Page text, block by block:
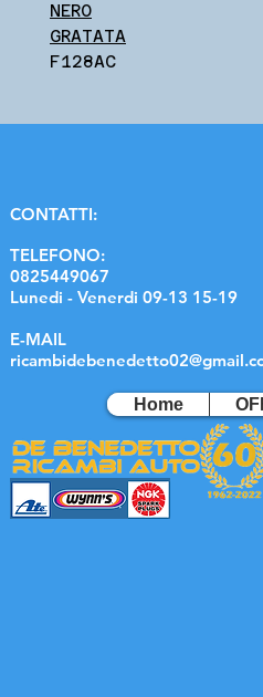
NERO
GRATATA
F128AC
CONTATTI:
TELEFONO:
0825449067
Lunedi - Venerdi 09-13 15-19
E-MAIL
Home